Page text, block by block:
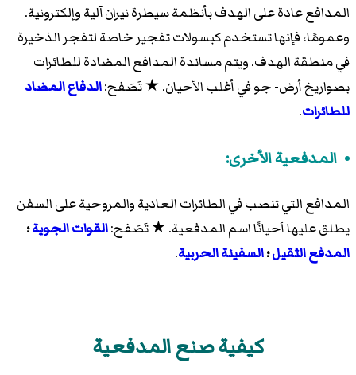
المدافع عادة على الهدف بأنظمة سيطرة نيران آلية وإلكترونية.
وعمومًا، فإنها تستخدم كبسولات تفجير خاصة لتفجر الذخيرة
في منطقة الهدف. ويتم مساندة المدافع المضادة للطائرات
بصواريخ أرض- جو في أغلب الأحيان. ★ تَصَفح:الدفاع المضاد
للطائرات.
المدفعية الأخرى:
المدافع التي تنصب في الطائرات العادية والمروحية على السفن
يطلق عليها أحيانًا اسم المدفعية. ★ تَصَفح:القوات الجوية؛
المدفع الثقيل؛السفينة الحربية.
كيفية صنع المدفعية